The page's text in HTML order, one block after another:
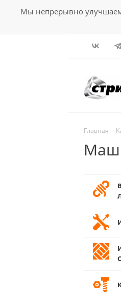
Мы непрерывно улучшаем
Главная -